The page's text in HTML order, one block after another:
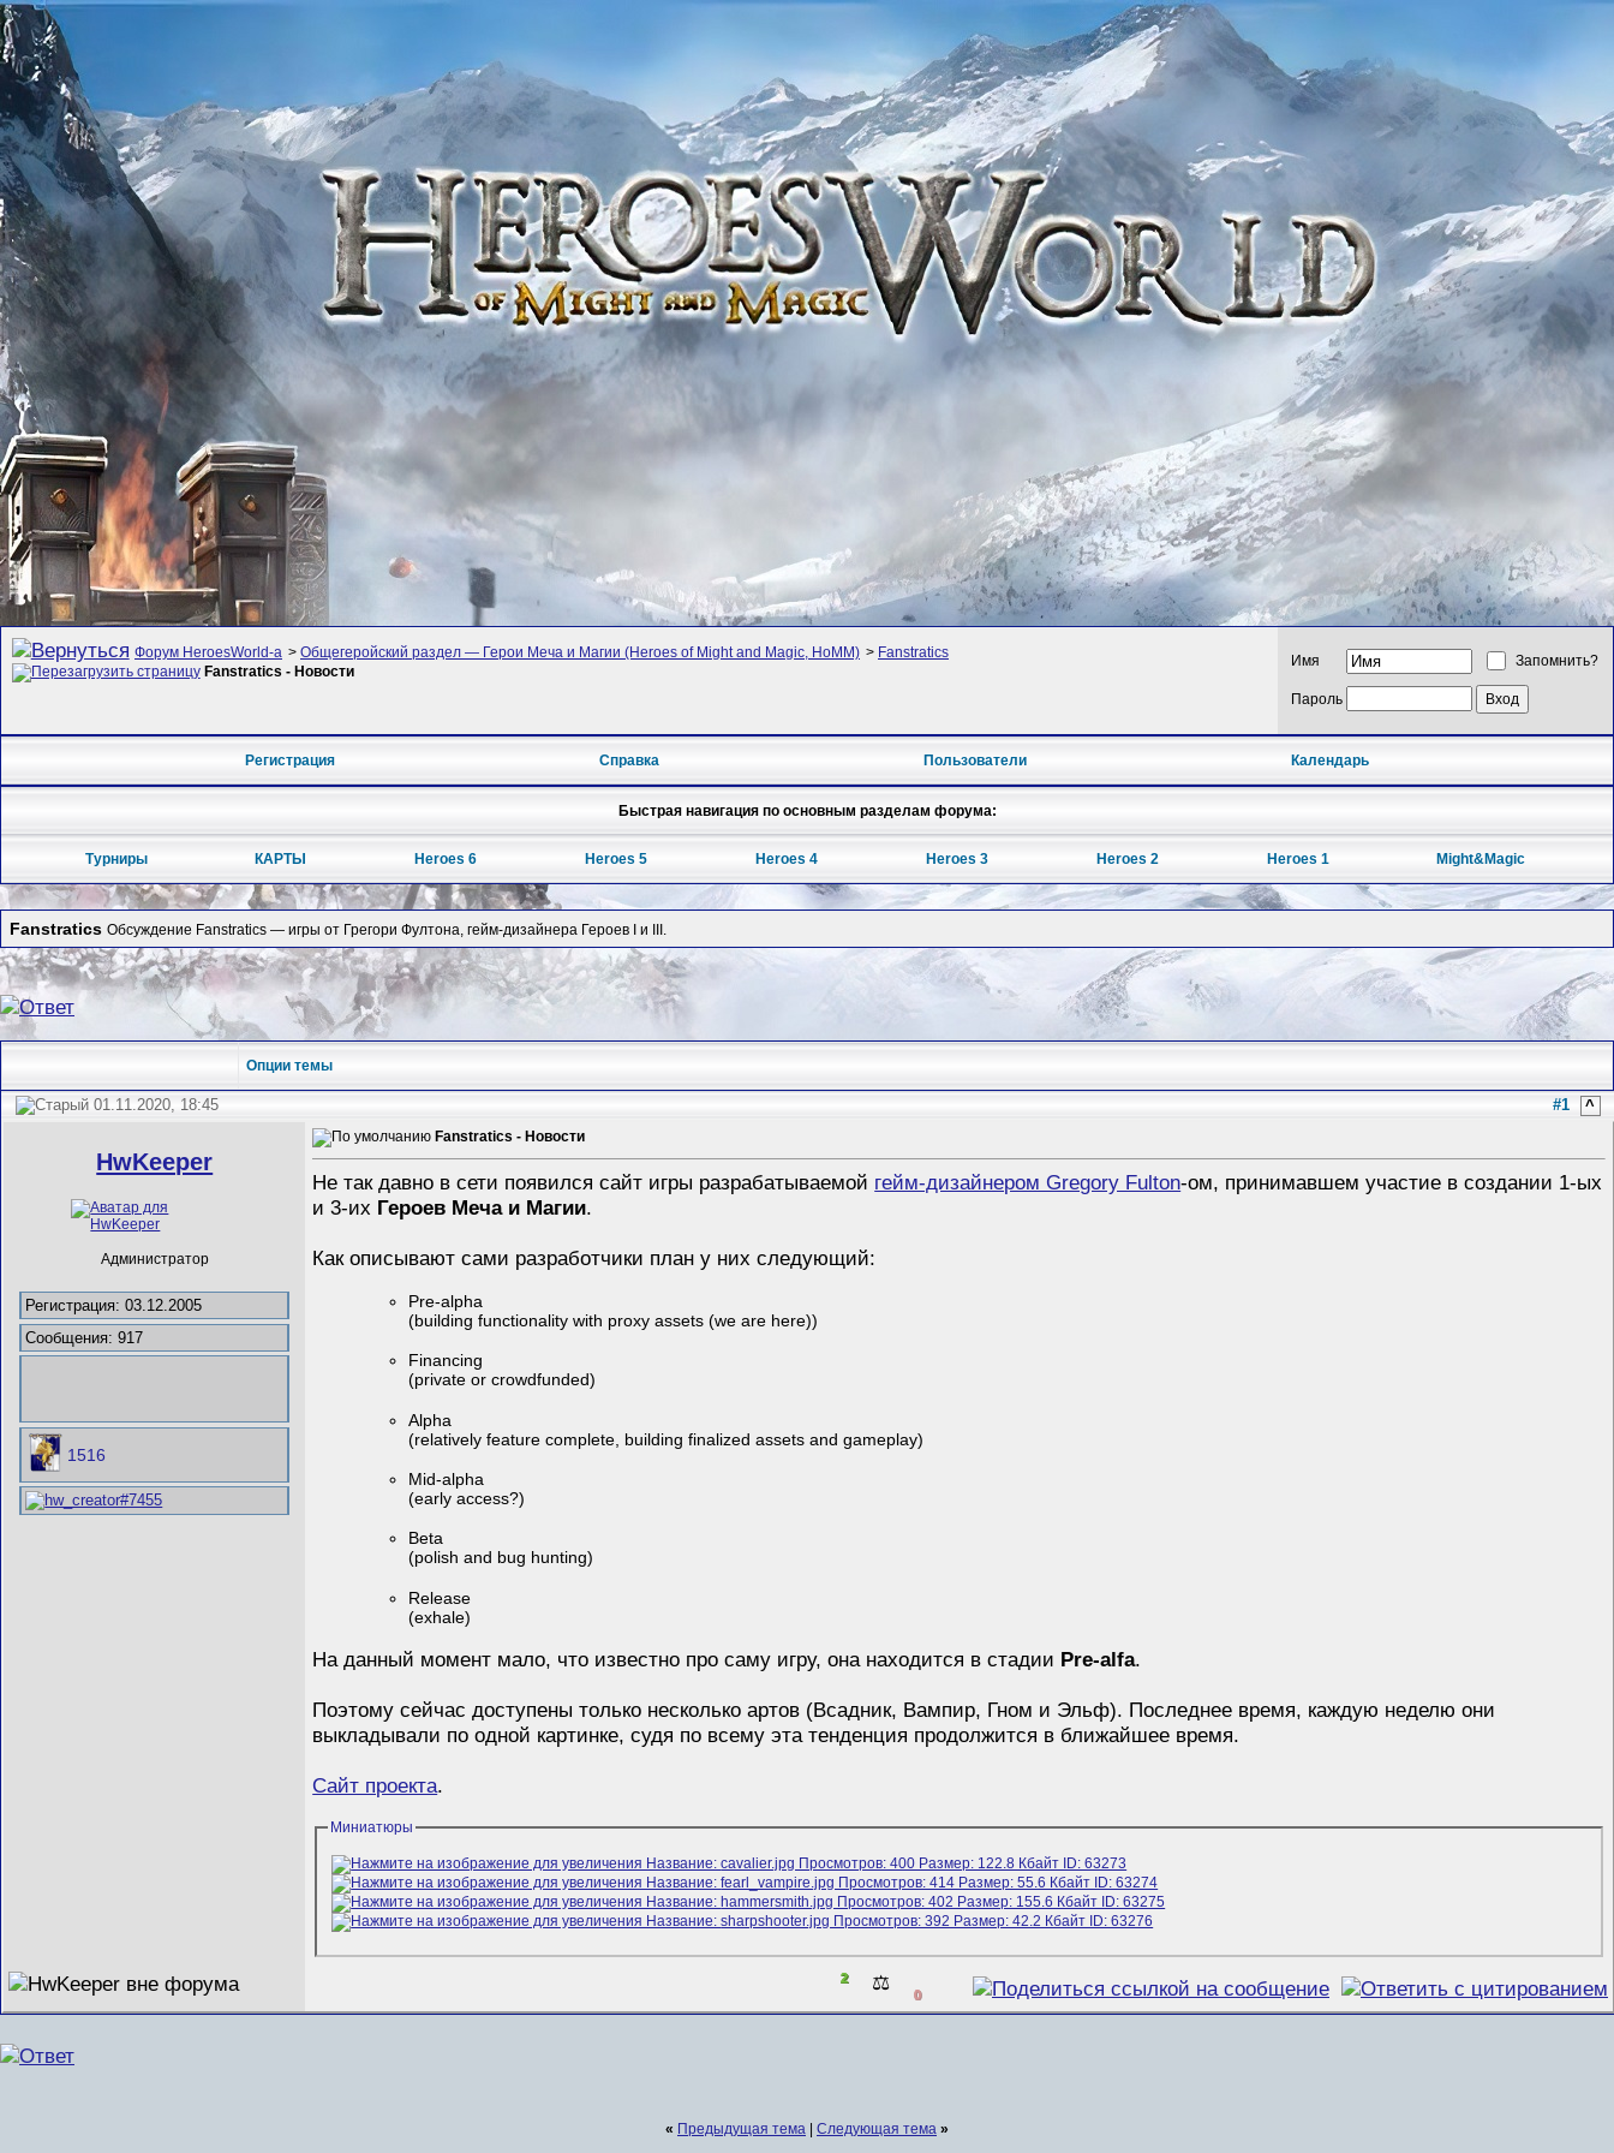
Форум HeroesWorld-а > Общегеройский раздел — Герои Меча и Магии (Heroes of Might and Magic, HoMM) > Fanstratics
Fanstratics - Новости
Имя Запомнить?
Пароль
Регистрация Справка Пользователи Календарь
Быстрая навигация по основным разделам форума:
Турниры КАРТЫ Heroes 6 Heroes 5 Heroes 4 Heroes 3 Heroes 2 Heroes 1 Might&Magic
Fanstratics Обсуждение Fanstratics — игры от Грегори Фултона, гейм-дизайнера Героев I и III.
Опции темы
01.11.2020, 18:45 #1 ^
HwKeeper
Администратор
Регистрация: 03.12.2005
Сообщения: 917
1516
Fanstratics - Новости
Не так давно в сети появился сайт игры разрабатываемой гейм-дизайнером Gregory Fulton-ом, принимавшем участие в создании 1-ых
и 3-их Героев Меча и Магии.
Как описывают сами разработчики план у них следующий:
Pre-alpha
(building functionality with proxy assets (we are here))
Financing
(private or crowdfunded)
Alpha
(relatively feature complete, building finalized assets and gameplay)
Mid-alpha
(early access?)
Beta
(polish and bug hunting)
Release
(exhale)
На данный момент мало, что известно про саму игру, она находится в стадии Pre-alfa.
Поэтому сейчас доступены только несколько артов (Всадник, Вампир, Гном и Эльф). Последнее время, каждую неделю они
выкладывали по одной картинке, судя по всему эта тенденция продолжится в ближайшее время.
Сайт проекта.
Миниатюры
2 ⚖️ 0
« Предыдущая тема Следующая тема »